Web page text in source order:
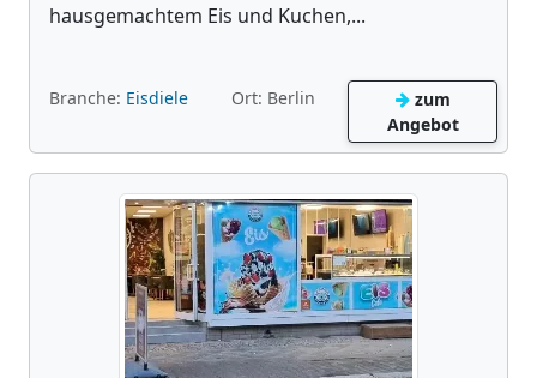
hausgemachtem Eis und Kuchen,...
Branche: Eisdiele Ort: Berlin
zum
Angebot